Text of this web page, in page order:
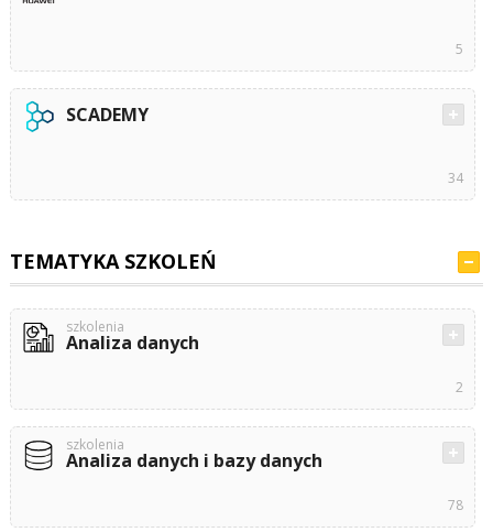
5
SCADEMY
34
TEMATYKA SZKOLEŃ
szkolenia
Analiza danych
2
szkolenia
Analiza danych i bazy danych
78